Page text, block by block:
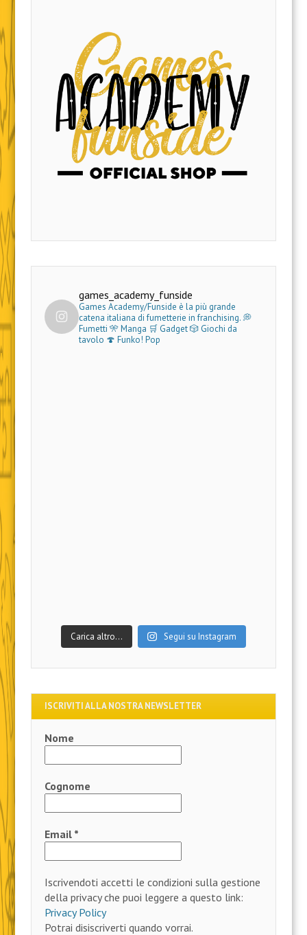
games_academy_funside
Games Academy/Funside è la più grande
catena italiana di fumetterie in franchising.💭
Fumetti 🎌 Manga 🛒 Gadget🎲 Giochi da
tavolo 🍄 Funko! Pop
Carica altro… Segui su Instagram
ISCRIVITI ALLA NOSTRA NEWSLETTER
Nome
Cognome
Email *
Iscrivendoti accetti le condizioni sulla gestione
della privacy che puoi leggere a questo link:
Privacy Policy
Potrai disiscriverti quando vorrai.